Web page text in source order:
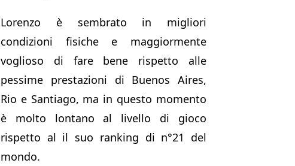
Lorenzo è sembrato in migliori
condizioni fisiche e maggiormente
voglioso di fare bene rispetto alle
pessime prestazioni di Buenos Aires,
Rio e Santiago, ma in questo momento
è molto lontano al livello di gioco
rispetto al il suo ranking di n°21 del
mondo.